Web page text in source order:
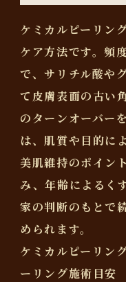
ケミカルピーリン
ケア方法です。頻
で、サリチル酸や
て皮膚表面の古い
のターンオーバー
は、肌質や目的に
美肌維持のポイン
み、年齢によるく
家の判断のもとで
められます。
ケミカルピーリン
ーリング施術目安